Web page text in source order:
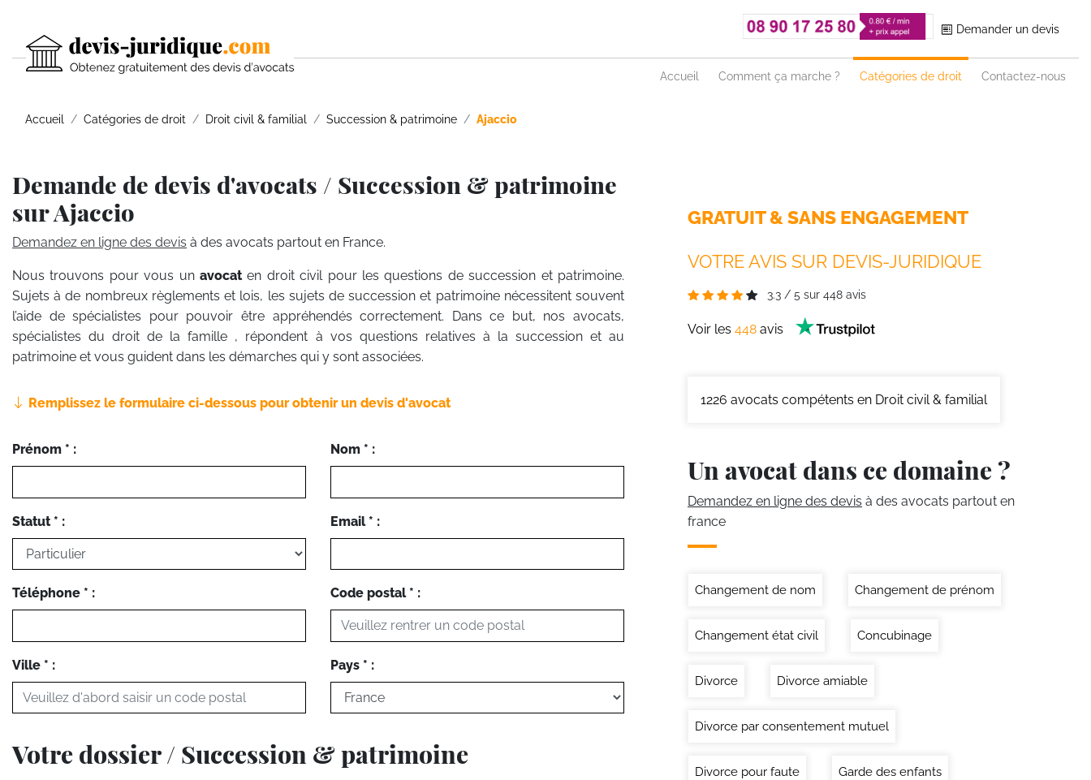
Demander un devis
Accueil Comment ça marche ? Catégories de droit Contactez-nous
Accueil Catégories de droit Droit civil & familial Succession & patrimoine Ajaccio
Demande de devis d'avocats / Succession & patrimoine
sur Ajaccio
Demandez en ligne des devis à des avocats partout en France.
Nous trouvons pour vous un avocaten droit civil pour les questions de succession et patrimoine.
Sujets à de nombreux règlements et lois, les sujets de succession et patrimoine nécessitent souvent
l’aide de spécialistes pour pouvoir être appréhendés correctement. Dans ce but, nos avocats,
spécialistes du droit de la famille , répondent à vos questions relatives à la succession et au
patrimoine et vous guident dans les démarches qui y sont associées.
Remplissez le formulaire ci-dessous pour obtenir un devis d'avocat
Prénom * : Nom * :
Statut * : Email * :
Téléphone * : Code postal * :
Ville * : Pays * :
Votre dossier / Succession & patrimoine
GRATUIT & SANS ENGAGEMENT
VOTRE AVIS SUR DEVIS-JURIDIQUE
3.3 / 5 sur 448 avis
Voir les 448 avis
1226 avocats compétents en Droit civil & familial
Un avocat dans ce domaine ?
Demandez en ligne des devis à des avocats partout en
france
Changement de nom Changement de prénom
Changement état civil Concubinage
Divorce Divorce amiable
Divorce par consentement mutuel
Divorce pour faute Garde des enfants